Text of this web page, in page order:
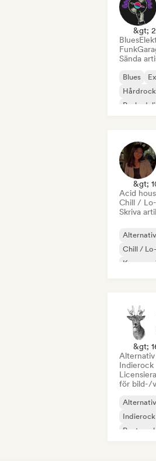
&gt;
Blues
Funk
Sända
Blues
Hårdrock
&gt;
Acid
Chill /
Skriva
Chill /
&gt;
Indierock
för bild-/
Indierock
Post punk